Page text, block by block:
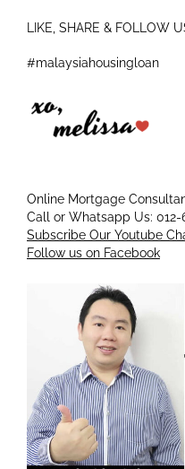
LIKE, SHARE & FOLLOW
#malaysiahousingloan
Online Mortgage
Call or Whatsapp Us: 012-
Subscribe Our Youtube
Follow us on Facebook